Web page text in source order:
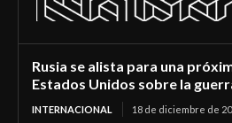
Rusia se alista para una
Estados Unidos sobre la
INTERNACIONAL 18 de diciembre de